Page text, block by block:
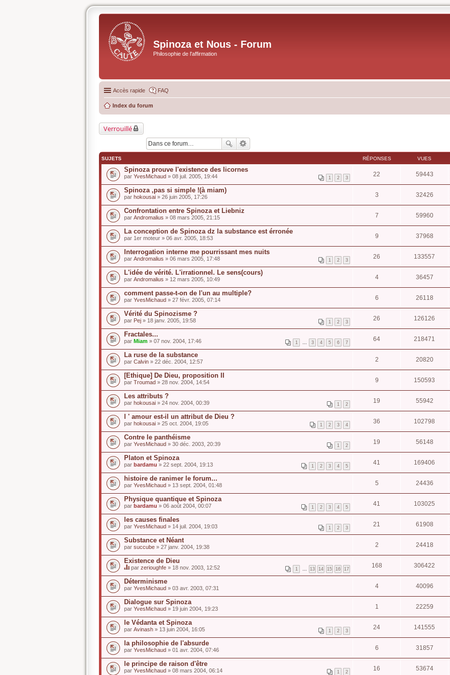
Spinoza et Nous - Forum
Philosophie de l'affirmation
Accès rapide FAQ
Index du forum
Verrouillé
SUJETS RÉPONSES VUES
Spinoza prouve l'existence des licornes
1 2 3
par YvesMichaud » 08 juil. 2005, 19:44 22 59443
Spinoza ,pas si simple !(à miam)
par hokousai » 26 juin 2005, 17:26 3 32426
Confrontation entre Spinoza et Liebniz
par Andromalius » 08 mars 2005, 21:15 7 59960
La conception de Spinoza dz la substance est érronée
par 1er moteur » 06 avr. 2005, 18:53 9 37968
Interrogation interne me pourrissant mes nuits
1 2 3
par Andromalius » 06 mars 2005, 17:48 26 133557
L'idée de vérité. L'irrationnel. Le sens(cours)
par Andromalius » 12 mars 2005, 10:49 4 36457
comment passe-t-on de l'un au multiple?
par YvesMichaud » 27 févr. 2005, 07:14 6 26118
Vérité du Spinozisme ?
1 2 3
par Pej » 18 janv. 2005, 19:58 26 126126
Fractales...
1 … 3 4 5 6 7
par Miam » 07 nov. 2004, 17:46 64 218471
La ruse de la substance
par Calvin » 22 déc. 2004, 12:57 2 20820
[Ethique] De Dieu, proposition II
par Troumad » 28 nov. 2004, 14:54 9 150593
Les attributs ?
1 2
par hokousai » 24 nov. 2004, 00:39 19 55942
l ' amour est-il un attribut de Dieu ?
1 2 3 4
par hokousai » 25 oct. 2004, 19:05 36 102798
Contre le panthéisme
1 2
par YvesMichaud » 30 déc. 2003, 20:39 19 56148
Platon et Spinoza
1 2 3 4 5
par bardamu » 22 sept. 2004, 19:13 41 169406
histoire de ranimer le forum...
par YvesMichaud » 13 sept. 2004, 01:48 5 24436
Physique quantique et Spinoza
1 2 3 4 5
par bardamu » 06 août 2004, 00:07 41 103025
les causes finales
1 2 3
par YvesMichaud » 14 juil. 2004, 19:03 21 61908
Substance et Néant
par succube » 27 janv. 2004, 19:38 2 24418
Existence de Dieu
1 … 13 14 15 16 17
C
e
s
u
j
e
t
u
s
o
n
d
a
g
e
par zerioughfe » 18 nov. 2003, 12:52 168 306422
Déterminisme
par YvesMichaud » 03 avr. 2003, 07:31 4 40096
Dialogue sur Spinoza
par YvesMichaud » 19 juin 2004, 19:23 1 22259
le Védanta et Spinoza
1 2 3
par Avinash » 13 juin 2004, 16:05 24 141555
la philosophie de l'absurde
par YvesMichaud » 01 avr. 2004, 07:46 6 31857
le principe de raison d'être
1 2
par YvesMichaud » 08 mars 2004, 06:14 16 53674